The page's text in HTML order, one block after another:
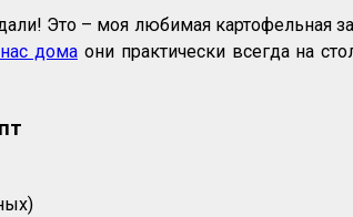
Это – моя любимая картофельная
домаони практически всегда на